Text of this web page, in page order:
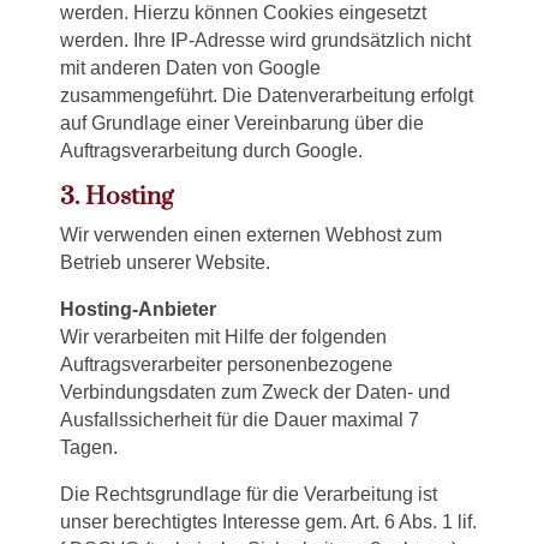
werden. Hierzu können Cookies eingesetzt
werden. Ihre IP-Adresse wird grundsätzlich nicht
mit anderen Daten von Google
zusammengeführt. Die Datenverarbeitung erfolgt
auf Grundlage einer Vereinbarung über die
Auftragsverarbeitung durch Google.
3. Hosting
Wir verwenden einen externen Webhost zum
Betrieb unserer Website.
Hosting-Anbieter
Wir verarbeiten mit Hilfe der folgenden
Auftragsverarbeiter personenbezogene
Verbindungsdaten zum Zweck der Daten- und
Ausfallssicherheit für die Dauer maximal 7
Tagen.
Die Rechtsgrundlage für die Verarbeitung ist
unser berechtigtes Interesse gem. Art. 6 Abs. 1 lif.